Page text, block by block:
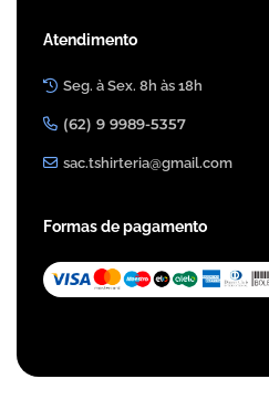
Atendimento
Seg. à Sex. 8h às 18h
(62) 9 9989-5357
sac.tshirteria@gmail.com
Formas de pagamento